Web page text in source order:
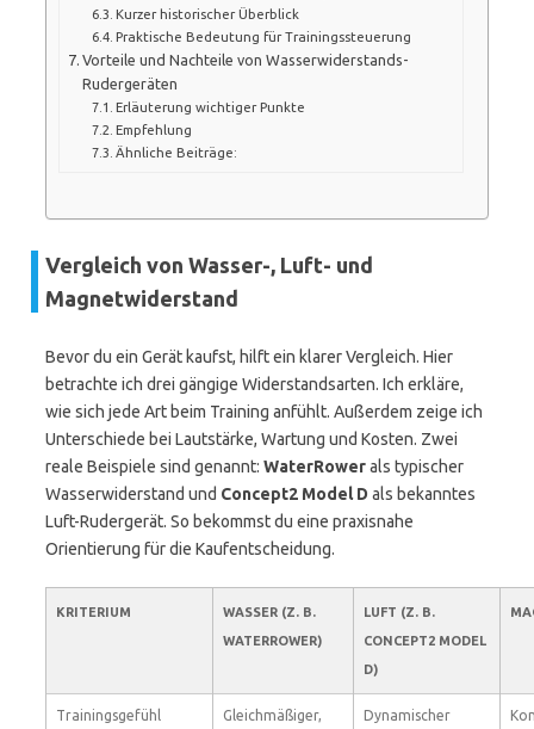
Kurzer historischer Überblick
Praktische Bedeutung für Trainingssteuerung
Vorteile und Nachteile von Wasserwiderstands-
Rudergeräten
Erläuterung wichtiger Punkte
Empfehlung
Ähnliche Beiträge:
Vergleich von Wasser-, Luft- und
Magnetwiderstand
Bevor du ein Gerät kaufst, hilft ein klarer Vergleich. Hier
betrachte ich drei gängige Widerstandsarten. Ich erkläre,
wie sich jede Art beim Training anfühlt. Außerdem zeige ich
Unterschiede bei Lautstärke, Wartung und Kosten. Zwei
reale Beispiele sind genannt: WaterRowerals typischer
Wasserwiderstand und Concept2 Model D als bekanntes
Luft-Rudergerät. So bekommst du eine praxisnahe
Orientierung für die Kaufentscheidung.
KRITERIUM
WASSER (Z. B.
WATERROWER)
LUFT (Z. B.
CONCEPT2 MODEL
D)
Trainingsgefühl
Gleichmäßiger,
Dynamischer